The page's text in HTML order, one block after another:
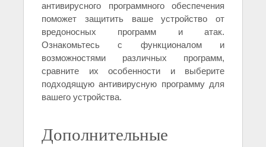
антивирусного программного обеспечения
поможет защитить ваше устройство от
вредоносных программ и атак.
Ознакомьтесь с функционалом и
возможностями различных программ,
сравните их особенности и выберите
подходящую антивирусную программу для
вашего устройства.
Дополнительные